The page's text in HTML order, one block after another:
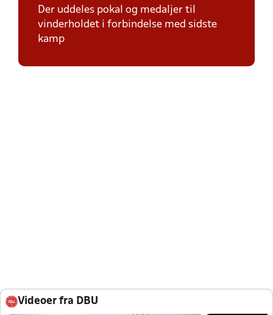
Der uddeles pokal og medaljer til
vinderholdet i forbindelse med sidste
kamp
Videoer fra DBU